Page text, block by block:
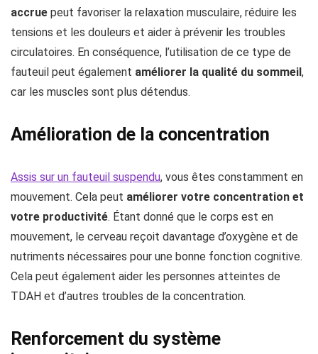
accrue peut favoriser la relaxation musculaire, réduire les
tensions et les douleurs et aider à prévenir les troubles
circulatoires. En conséquence, l’utilisation de ce type de
fauteuil peut également améliorer la qualité du sommeil,
car les muscles sont plus détendus.
Amélioration de la concentration
Assis sur un fauteuil suspendu, vous êtes constamment en
mouvement. Cela peut améliorer votre concentration et
votre productivité. Étant donné que le corps est en
mouvement, le cerveau reçoit davantage d’oxygène et de
nutriments nécessaires pour une bonne fonction cognitive.
Cela peut également aider les personnes atteintes de
TDAH et d’autres troubles de la concentration.
Renforcement du système